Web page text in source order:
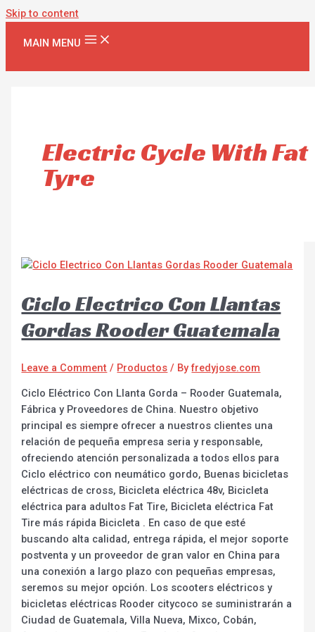
Skip to content
MAIN MENU
Electric Cycle With Fat
Tyre
Ciclo Electrico Con Llantas
Gordas Rooder Guatemala
Leave a Comment / Productos / Byfredyjose.com
Ciclo Eléctrico Con Llanta Gorda – Rooder Guatemala,
Fábrica y Proveedores de China. Nuestro objetivo
principal es siempre ofrecer a nuestros clientes una
relación de pequeña empresa seria y responsable,
ofreciendo atención personalizada a todos ellos para
Ciclo eléctrico con neumático gordo, Buenas bicicletas
eléctricas de cross, Bicicleta eléctrica 48v, Bicicleta
eléctrica para adultos Fat Tire, Bicicleta eléctrica Fat
Tire más rápida Bicicleta . En caso de que esté
buscando alta calidad, entrega rápida, el mejor soporte
postventa y un proveedor de gran valor en China para
una conexión a largo plazo con pequeñas empresas,
seremos su mejor opción. Los scooters eléctricos y
bicicletas eléctricas Rooder citycoco se suministrarán a
Ciudad de Guatemala, Villa Nueva, Mixco, Cobán,